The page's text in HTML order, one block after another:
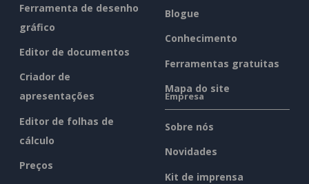
Ferramenta de desenho
gráfico
Editor de documentos
Criador de
apresentações
Editor de folhas de
cálculo
Preços
Blogue
Conhecimento
Ferramentas gratuitas
Mapa do site
Empresa
Sobre nós
Novidades
Kit de imprensa